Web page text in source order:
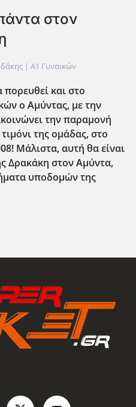
στον
| Α1 Γυναικών
και στο
ο Αμύντας, με την
την παραμονή
της ομάδας, στο
Μάλιστα, αυτή θα είναι
Δρακάκη στον Αμύντα,
υποδομών της